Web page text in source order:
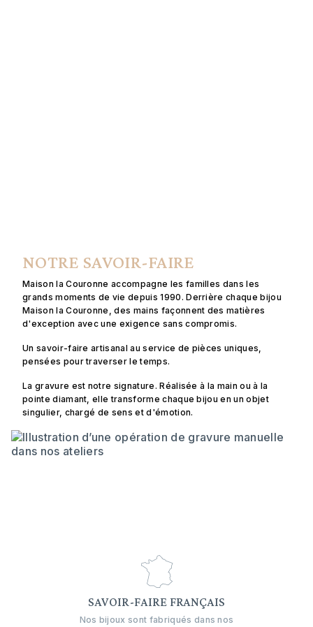
NOTRE SAVOIR-FAIRE
Maison la Couronne accompagne les familles dans les
grands moments de vie depuis 1990. Derrière chaque bijou
Maison la Couronne, des mains façonnent des matières
d'exception avec une exigence sans compromis.
Un savoir-faire artisanal au service de pièces uniques,
pensées pour traverser le temps.
La gravure est notre signature. Réalisée à la main ou à la
pointe diamant, elle transforme chaque bijou en un objet
singulier, chargé de sens et d'émotion.
SAVOIR-FAIRE FRANÇAIS
Nos bijoux sont fabriqués dans nos